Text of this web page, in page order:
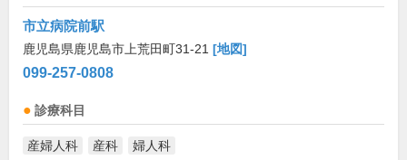
市立病院前駅
鹿児島県鹿児島市上荒田町31-21 [地図]
099-257-0808
診療科目
産婦人科 産科 婦人科